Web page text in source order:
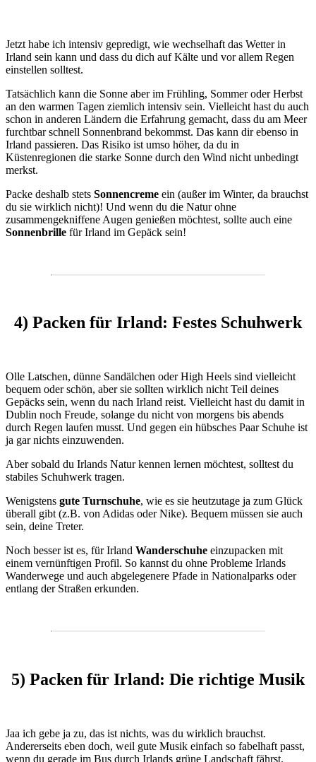
Jetzt habe ich intensiv gepredigt, wie wechselhaft das Wetter in
Irland sein kann und dass du dich auf Kälte und vor allem Regen
einstellen solltest.
Tatsächlich kann die Sonne aber im Frühling, Sommer oder Herbst
an den warmen Tagen ziemlich intensiv sein. Vielleicht hast du auch
schon in anderen Ländern die Erfahrung gemacht, dass du am Meer
furchtbar schnell Sonnenbrand bekommst. Das kann dir ebenso in
Irland passieren. Das Risiko ist umso höher, da du in
Küstenregionen die starke Sonne durch den Wind nicht unbedingt
merkst.
Packe deshalb stets Sonnencreme ein (außer im Winter, da brauchst
du sie wirklich nicht)! Und wenn du die Natur ohne
zusammengekniffene Augen genießen möchtest, sollte auch eine
Sonnenbrille für Irland im Gepäck sein!
4) Packen für Irland: Festes Schuhwerk
Olle Latschen, dünne Sandälchen oder High Heels sind vielleicht
bequem oder schön, aber sie sollten wirklich nicht Teil deines
Gepäcks sein, wenn du nach Irland reist. Vielleicht hast du damit in
Dublin noch Freude, solange du nicht von morgens bis abends
durch Regen laufen musst. Und gegen ein hübsches Paar Schuhe ist
ja gar nichts einzuwenden.
Aber sobald du Irlands Natur kennen lernen möchtest, solltest du
stabiles Schuhwerk tragen.
Wenigstens gute Turnschuhe, wie es sie heutzutage ja zum Glück
überall gibt (z.B. von Adidas oder Nike). Bequem müssen sie auch
sein, deine Treter.
Noch besser ist es, für Irland Wanderschuhe einzupacken mit
einem vernünftigen Profil. So kannst du ohne Probleme Irlands
Wanderwege und auch abgelegenere Pfade in Nationalparks oder
entlang der Straßen erkunden.
5) Packen für Irland: Die richtige Musik
Jaa ich gebe ja zu, das ist nichts, was du wirklich brauchst.
Andererseits eben doch, weil gute Musik einfach so fabelhaft passt,
wenn du gerade im Bus durch Irlands grüne Landschaft fährst.